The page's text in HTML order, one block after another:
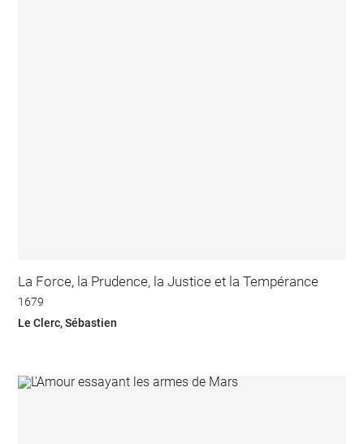
La Force, la Prudence, la Justice et la Tempérance
1679
Le Clerc, Sébastien